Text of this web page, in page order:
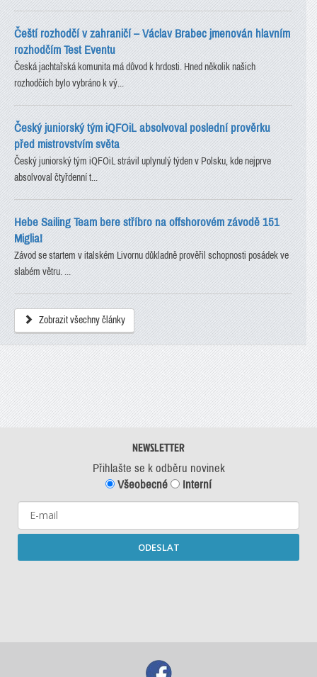
Čeští rozhodčí v zahraničí – Václav Brabec jmenován hlavním
rozhodčím Test Eventu
Česká jachtařská komunita má důvod k hrdosti. Hned několik našich
rozhodčích bylo vybráno k vý...
Český juniorský tým iQFOiL absolvoval poslední prověrku
před mistrovstvím světa
Český juniorský tým iQFOiL strávil uplynulý týden v Polsku, kde nejprve
absolvoval čtyřdenní t...
Hebe Sailing Team bere stříbro na offshorovém závodě 151
Miglia!
Závod se startem v italském Livornu důkladně prověřil schopnosti posádek ve
slabém větru. ...
Zobrazit všechny články
NEWSLETTER
Přihlašte se k odběru novinek
Všeobecné
Interní
ODESLAT